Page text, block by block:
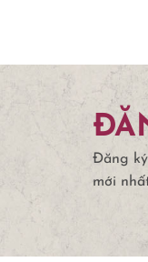
Đăng
mới